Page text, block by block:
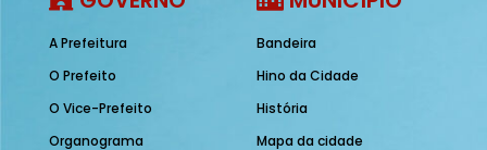
A Prefeitura
O Prefeito
O Vice-Prefeito
Organograma
Bandeira
Hino da Cidade
História
Mapa da cidade